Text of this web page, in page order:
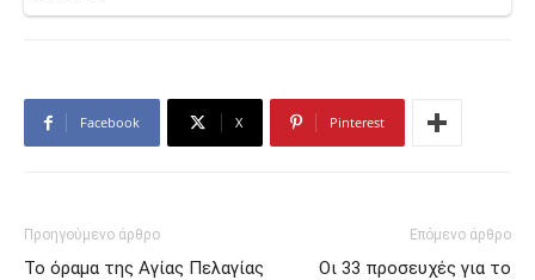
Facebook X Pinterest
Προηγούμενο άρθρο
Το όραμα της Αγίας Πελαγίας
Επόμενο άρθρο
Οι 33 προσευχές για το